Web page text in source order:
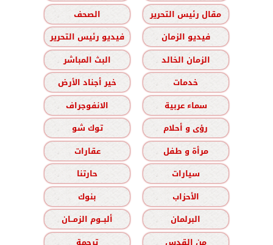
مقال رئيس التحرير
الصحف
فيديو الزمان
فيديو رئيس التحرير
الزمان الخالد
البث المباشر
خدمات
خير أجناد الأرض
سماء عربية
الانفوجراف
رؤى و أحلام
توك شو
مرأة و طفل
عقارات
سيارات
حارتنا
الأحزاب
بنوك
البرلمان
ألبــوم الزمــان